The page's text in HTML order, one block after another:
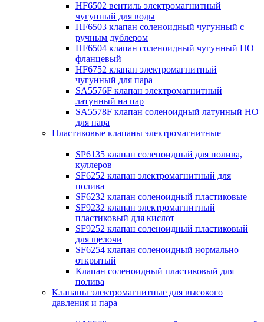
HF6502 вентиль электромагнитный
чугунный для воды
HF6503 клапан соленоидный чугунный с
ручным дублером
HF6504 клапан соленоидный чугунный НО
фланцевый
HF6752 клапан электромагнитный
чугунный для пара
SA5576F клапан электромагнитный
латунный на пар
SA5578F клапан соленоидный латунный НО
для пара
Пластиковые клапаны электромагнитные
SP6135 клапан соленоидный для полива,
куллеров
SF6252 клапан электромагнитный для
полива
SF6232 клапан соленоидный пластиковые
SF9232 клапан электромагнитный
пластиковый для кислот
SF9252 клапан соленоидный пластиковый
для щелочи
SF6254 клапан соленоидный нормально
открытый
Клапан соленоидный пластиковый для
полива
Клапаны электромагнитные для высокого
давления и пара